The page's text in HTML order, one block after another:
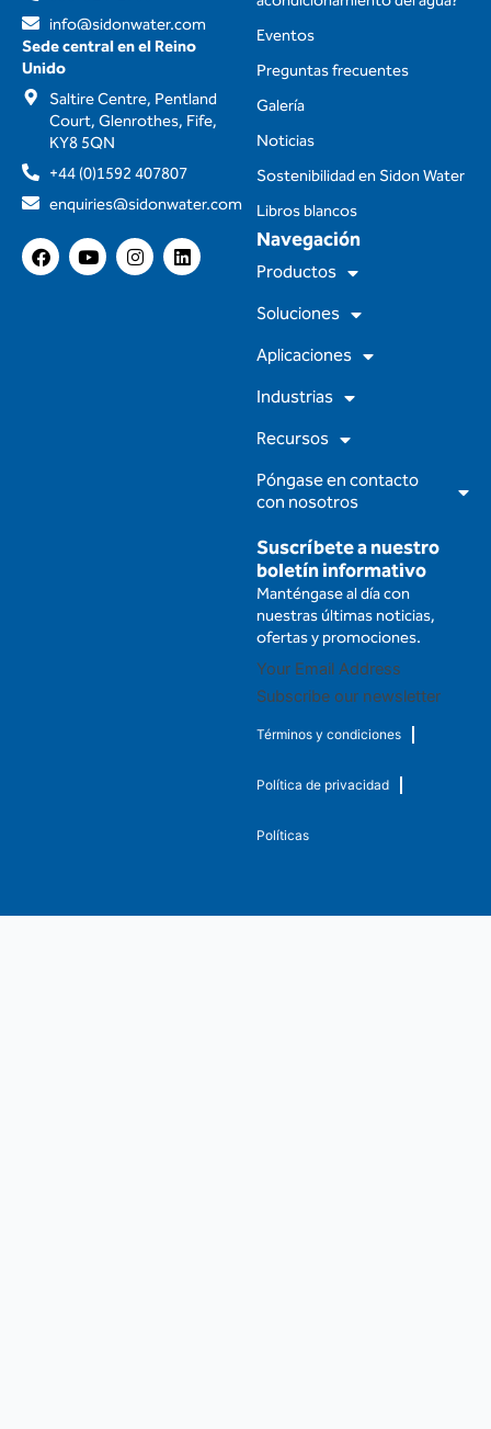
info@sidonwater.com
Sede central en el Reino
Unido
Saltire Centre, Pentland
Court, Glenrothes, Fife,
KY8 5QN
+44 (0)1592 407807
enquiries@sidonwater.com
F
a
Y
o
I
n
L
i
Suscríbete a nuestro
boletín informativo
Manténgase al día con
nuestras últimas noticias,
ofertas y promociones.
Subscribe our newsletter
Términos y condiciones
Política de privacidad
Políticas
Navegación
Productos
Soluciones
Aplicaciones
Industrias
Recursos
Póngase en contacto
con nosotros
Eventos
Preguntas frecuentes
Galería
Noticias
Sostenibilidad en Sidon Water
Libros blancos